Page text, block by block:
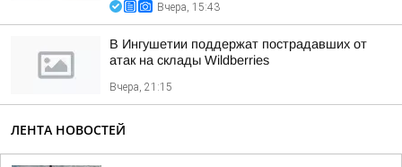
Вчера, 15:43
В Ингушетии поддержат пострадавших от
атак на склады Wildberries
Вчера, 21:15
ЛЕНТА НОВОСТЕЙ